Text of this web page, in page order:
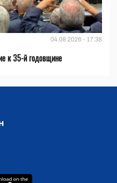
04.08.2026 - 17:38
к 35-й годовщине